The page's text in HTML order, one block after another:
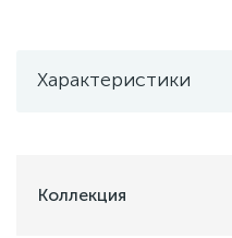
Характеристики
Коллекция